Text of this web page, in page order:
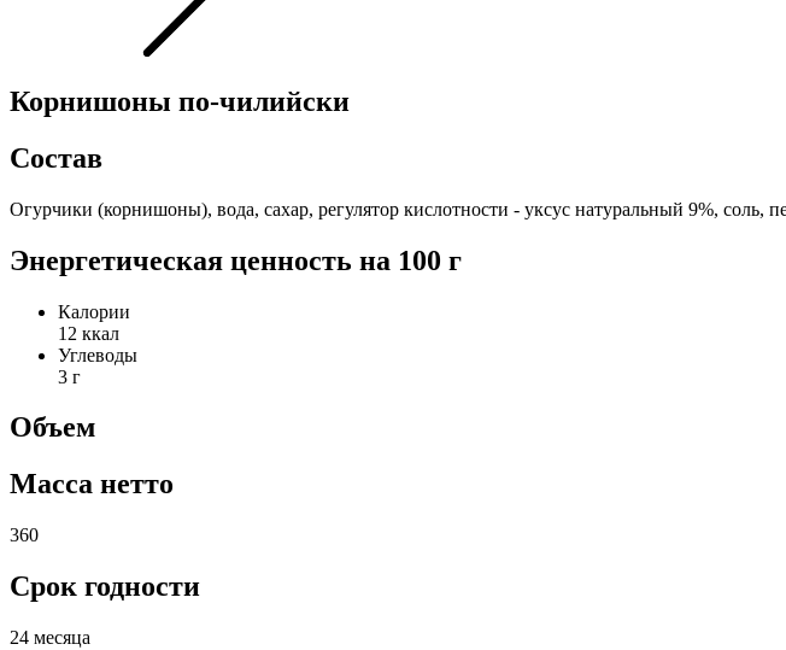
Корнишоны по-чилийски
Состав
Огурчики (корнишоны), вода, сахар, регулятор кислотности - уксус натуральный 9%, соль,
Энергетическая ценность на 100 г
Калории
12 ккал
Углеводы
3 г
Объем
Масса нетто
360
Срок годности
24 месяца